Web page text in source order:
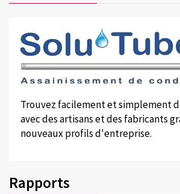
Trouvez facilement et simplement
avec des artisans et des fabricants
nouveaux profils d'entreprise.
Rapports